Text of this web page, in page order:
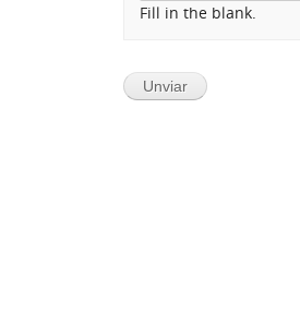
Fill in the blank.